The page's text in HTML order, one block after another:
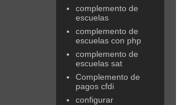
complemento de
escuelas
complemento de
escuelas con php
complemento de
escuelas sat
Complemento de
pagos cfdi
configurar